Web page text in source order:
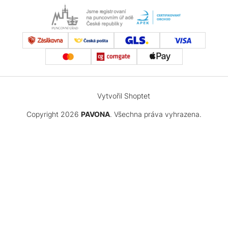
Vytvořil Shoptet
Copyright 2026 PAVONA. Všechna práva vyhrazena.